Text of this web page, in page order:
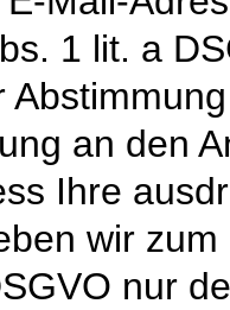
1 lit. a
an den
Ihre
wir
nur